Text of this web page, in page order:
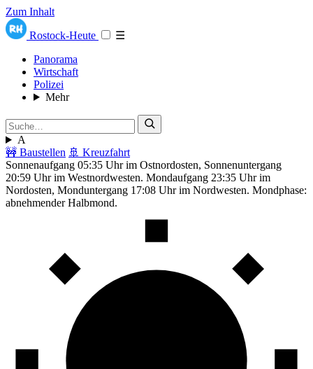
Zum Inhalt
Rostock-Heute
☰
Panorama
Wirtschaft
Polizei
Mehr
A
🚧 Baustellen 🚢 Kreuzfahrt
Sonnenaufgang 05:35 Uhr im Ostnordosten, Sonnenuntergang
20:59 Uhr im Westnordwesten. Mondaufgang 23:35 Uhr im
Nordosten, Monduntergang 17:08 Uhr im Nordwesten. Mondphase:
abnehmender Halbmond.